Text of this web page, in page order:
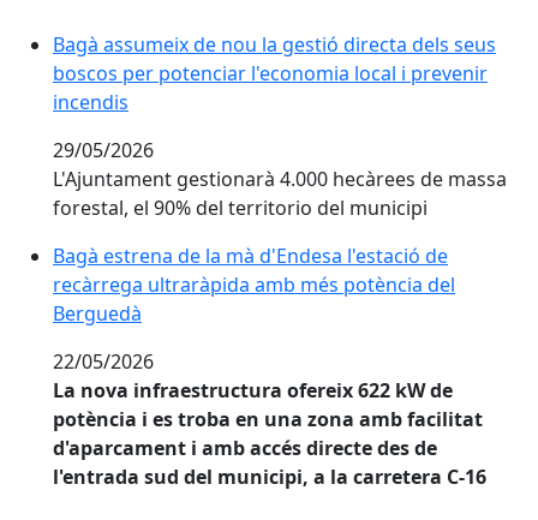
Bagà assumeix de nou la gestió directa dels seus
Bagà assumeix de nou la gestió directa dels seus
boscos per potenciar l'economia local i prevenir
incendis
29/05/2026
L'Ajuntament gestionarà 4.000 hecàrees de massa
forestal, el 90% del territorio del municipi
Bagà estrena de la mà d'Endesa l'estació de
Bagà estrena de la mà d'Endesa l'estació de
recàrrega ultraràpida amb més potència del
Berguedà
22/05/2026
La nova infraestructura ofereix 622 kW de
potència i es troba en una zona amb facilitat
d'aparcament i amb accés directe des de
l'entrada sud del municipi, a la carretera C-16